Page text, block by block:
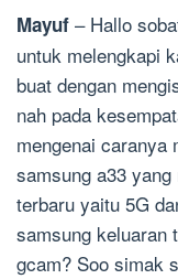
Mayuf – Hallo
untuk melengkapi
buat dengan
nah pada
mengenai caranya
samsung a33
terbaru yaitu 5G
samsung keluaran
gcam? Soo simak